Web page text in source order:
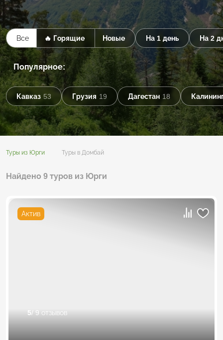
Все 🔥 Горящие Новые На 1 день На 2
Популярное:
Кавказ 53 Грузия 19 Дагестан 18
Туры из Юрги Туры в Домбай
Найдено 9 туров из Юрги
Актив
5/ 9 отзывов